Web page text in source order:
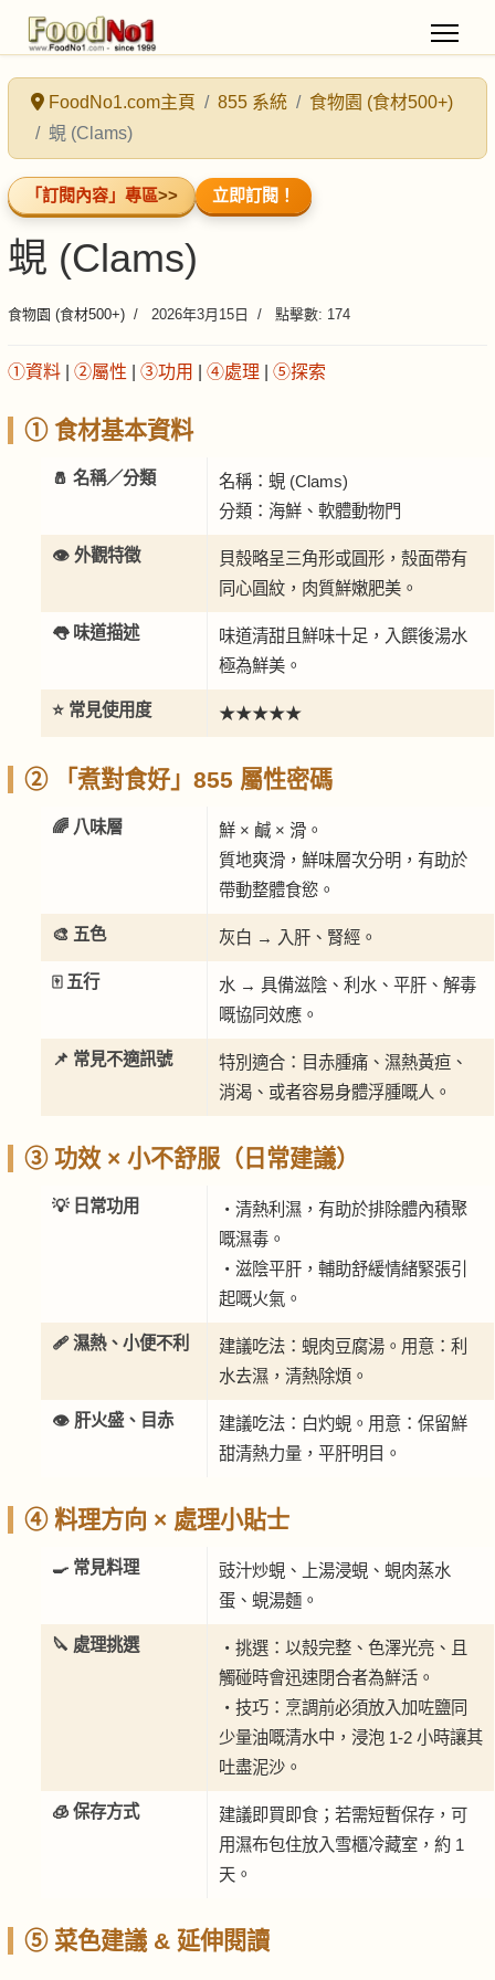
FoodNo1.com主頁 855 系統
食物園 (食材500+)
蜆 (Clams)
「訂閱內容」專區>> 立即訂閱！
蜆 (Clams)
食物園 (食材500+) 2026年3月15日 點擊數: 174
①資料 ②屬性 ③功用 ④處理 ⑤探索
① 食材基本資料
🧂 名稱／分類
名稱：蜆 (Clams)
分類：海鮮、軟體動物門
👁️ 外觀特徵
貝殼略呈三角形或圓形，殼面帶有
同心圓紋，肉質鮮嫩肥美。
👅 味道描述
味道清甜且鮮味十足，入饌後湯水
極為鮮美。
⭐ 常見使用度 ★★★★★
② 「煮對食好」855 屬性密碼
🌈 八味層
鮮 × 鹹 × 滑。
質地爽滑，鮮味層次分明，有助於
帶動整體食慾。
🎨 五色 灰白 → 入肝、腎經。
🀄 五行
水 → 具備滋陰、利水、平肝、解毒
嘅協同效應。
📌 常見不適訊號
特別適合：目赤腫痛、濕熱黃疸、
消渴、或者容易身體浮腫嘅人。
③ 功效 × 小不舒服（日常建議）
💡 日常功用
・清熱利濕，有助於排除體內積聚
嘅濕毒。
・滋陰平肝，輔助舒緩情緒緊張引
起嘅火氣。
🩹 濕熱、小便不利
建議吃法：蜆肉豆腐湯。用意：利
水去濕，清熱除煩。
👁️ 肝火盛、目赤
建議吃法：白灼蜆。用意：保留鮮
甜清熱力量，平肝明目。
④ 料理方向 × 處理小貼士
🍳 常見料理
豉汁炒蜆、上湯浸蜆、蜆肉蒸水
蛋、蜆湯麵。
🔪 處理挑選
・挑選：以殼完整、色澤光亮、且
觸碰時會迅速閉合者為鮮活。
・技巧：烹調前必須放入加咗鹽同
少量油嘅清水中，浸泡 1-2 小時讓其
吐盡泥沙。
🧊 保存方式
建議即買即食；若需短暫保存，可
用濕布包住放入雪櫃冷藏室，約 1
天。
⑤ 菜色建議 & 延伸閱讀